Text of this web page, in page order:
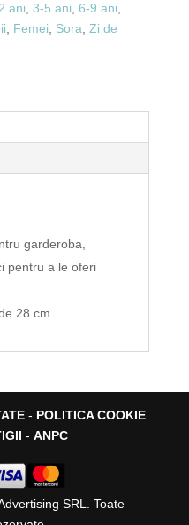
ani, 3-5 ani, 6-9 ani,
, Femei, Sora, Zi de
garderoba,
pentru a le oferi
28 cm
- POLITICA COOKIE
-ANPC
SRL. Toate